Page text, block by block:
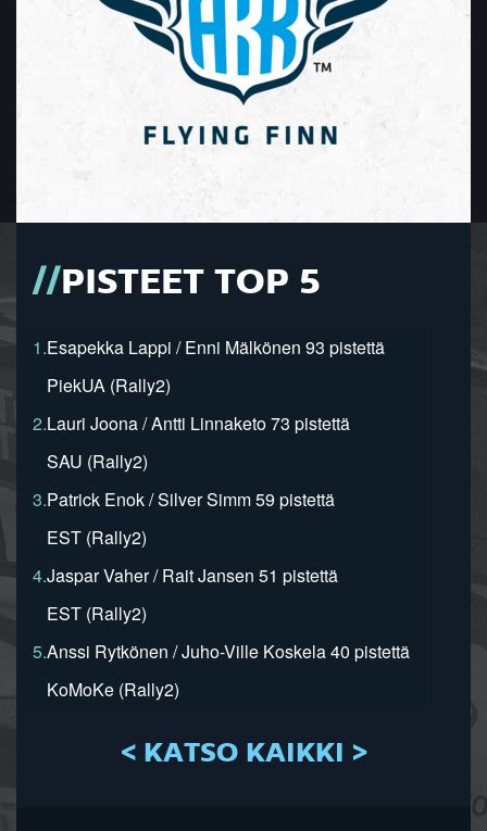
PISTEET TOP 5
1.Esapekka Lappi / Enni Mälkönen 93 pistettä
PiekUA (Rally2)
2.Lauri Joona / Antti Linnaketo 73 pistettä
SAU (Rally2)
3.Patrick Enok / Silver Simm 59 pistettä
EST (Rally2)
4.Jaspar Vaher / Rait Jansen 51 pistettä
EST (Rally2)
5.Anssi Rytkönen / Juho-Ville Koskela 40 pistettä
KoMoKe (Rally2)
< KATSO KAIKKI >